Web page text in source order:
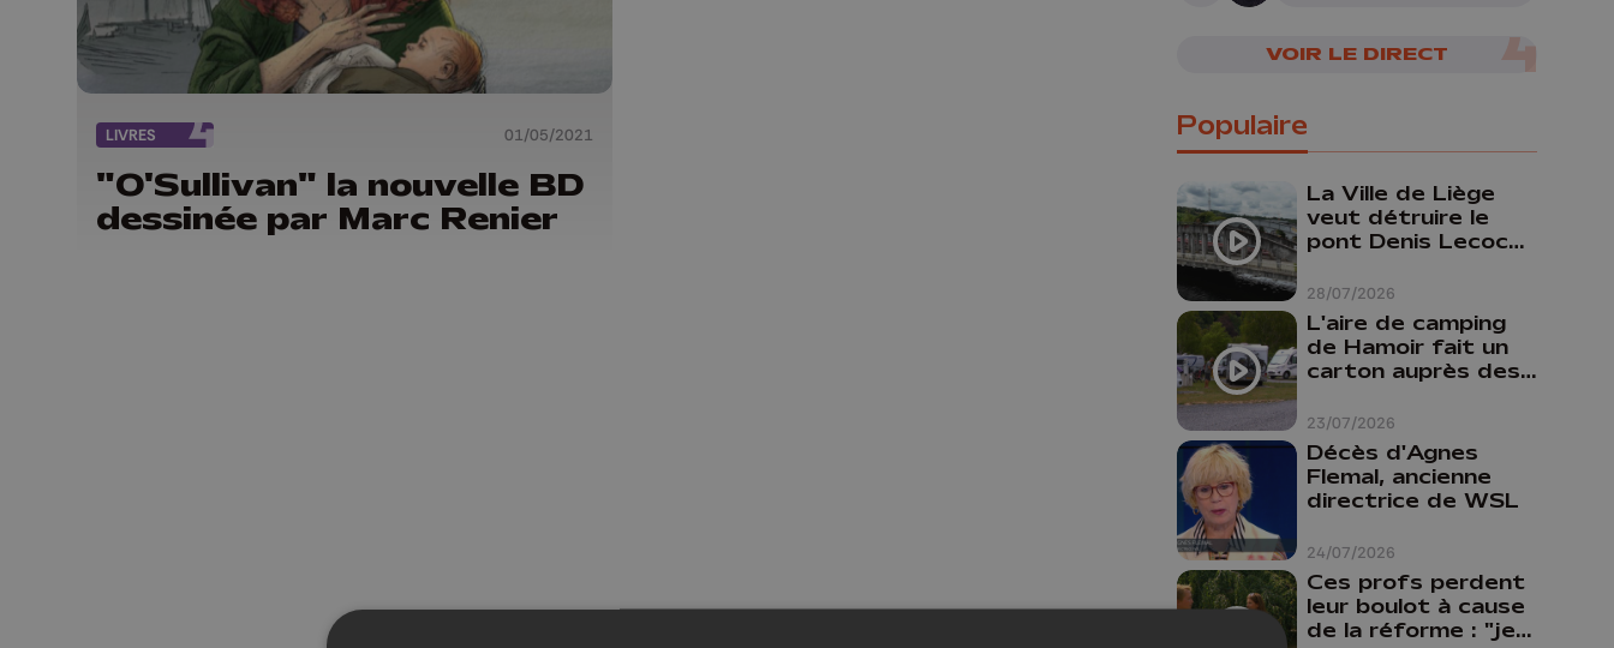
LIVRES 01/05/2021
"O'Sullivan" la nouvelle BD
dessinée par Marc Renier
VOIR LE DIRECT
Populaire
28/07/2026
La Ville de Liège
veut détruire le
pont Denis Lecocq
budget pour le
faire
23/07/2026
L'aire de camping
de Hamoir fait un
carton auprès des
24/07/2026
Décès d'Agnes
Flemal, ancienne
directrice de WSL
Ces profs perdent
leur boulot à cause
de la réforme : "je